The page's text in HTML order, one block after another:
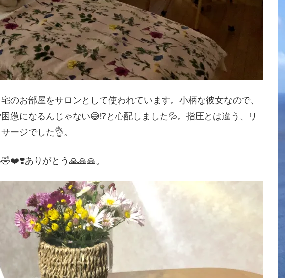
のお部屋をサロンとして使われています。小柄な彼女なので、
憊になるんじゃない😅⁉️と心配しました💦。指圧とは違う、リ
ージでした👌。
ありがとう🙏🙏🙏。